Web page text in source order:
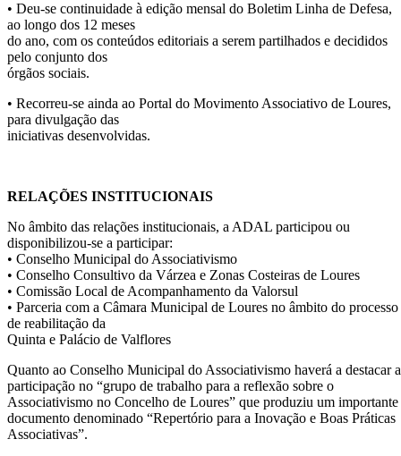
• Deu-se continuidade à edição mensal do Boletim Linha de Defesa,
ao longo dos 12 meses
do ano, com os conteúdos editoriais a serem partilhados e decididos
pelo conjunto dos
órgãos sociais.
• Recorreu-se ainda ao Portal do Movimento Associativo de Loures,
para divulgação das
iniciativas desenvolvidas.
RELAÇÕES INSTITUCIONAIS
No âmbito das relações institucionais, a ADAL participou ou
disponibilizou-se a participar:
• Conselho Municipal do Associativismo
• Conselho Consultivo da Várzea e Zonas Costeiras de Loures
• Comissão Local de Acompanhamento da Valorsul
• Parceria com a Câmara Municipal de Loures no âmbito do processo
de reabilitação da
Quinta e Palácio de Valflores
Quanto ao Conselho Municipal do Associativismo haverá a destacar a
participação no “grupo de trabalho para a reflexão sobre o
Associativismo no Concelho de Loures” que produziu um importante
documento denominado “Repertório para a Inovação e Boas Práticas
Associativas”.